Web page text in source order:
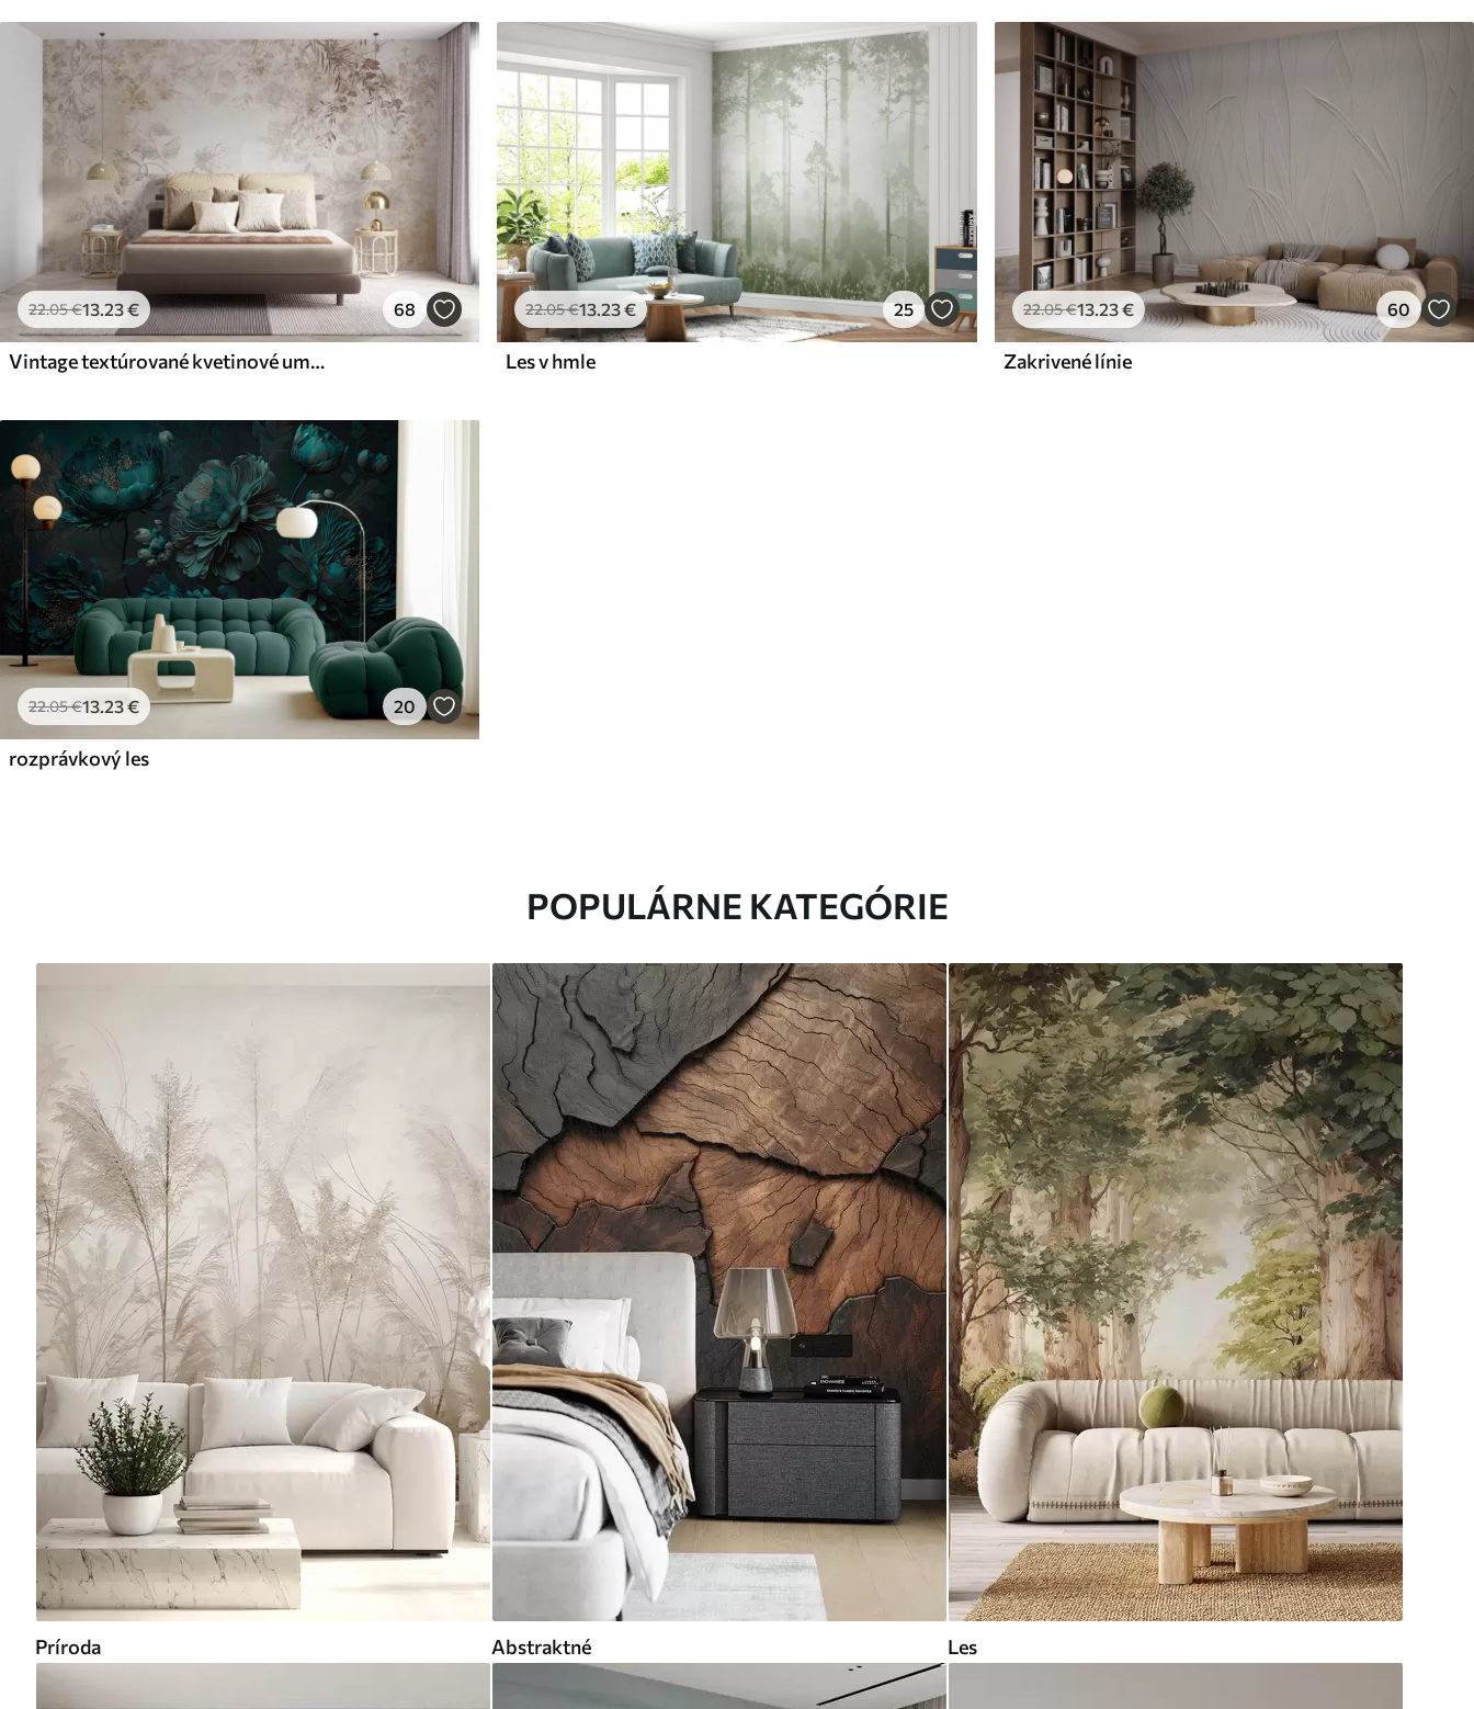
22.05€13 .23€ 68
Vintage textúrované kvetinové umenie s jemnými ilustráciami záhradných kvetov a listov v kreslenom štýle, v jemných pastelových béžových a sépia odtieňoch
22.05€13 .23€ 25
Les v hmle
22.05€13.23€ 60
Zakrivené línie
22.05€13.23€ 20
rozprávkový les
POPULÁRNE KATEGÓRIE
Príroda Abstraktné Les